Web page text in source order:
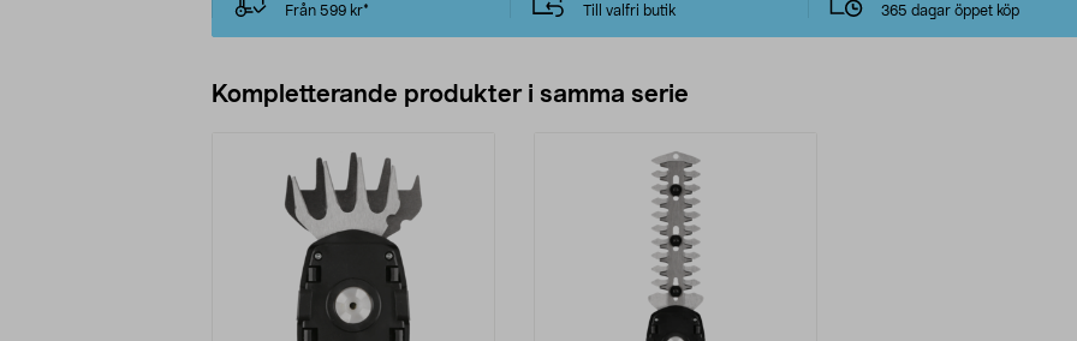
Från 599 kr*
Till valfri butik
365 dagar öppet köp
Kompletterande produkter i samma serie